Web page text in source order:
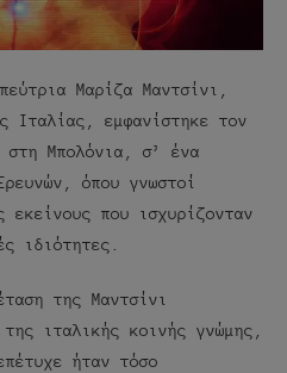
Μαρίζα Μαντσίνι,
Ιταλίας, εμφανίστηκε τον
στη Μπολόνια, σ’ ένα
όπου γνωστοί
εκείνους που ισχυρίζονταν
ιδιότητες.
της Μαντσίνι
ιταλικής κοινής γνώμης,
ήταν τόσο